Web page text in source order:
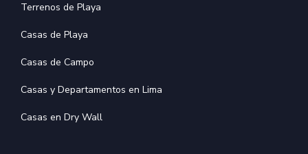
Terrenos de Playa
Casas de Playa
Casas de Campo
Casas y Departamentos en Lima
Casas en Dry Wall